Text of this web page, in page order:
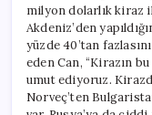
milyon dolarlık kiraz
Akdeniz’den
yüzde 40’tan
eden Can, “Kirazın
umut ediyoruz.
Norveç’ten